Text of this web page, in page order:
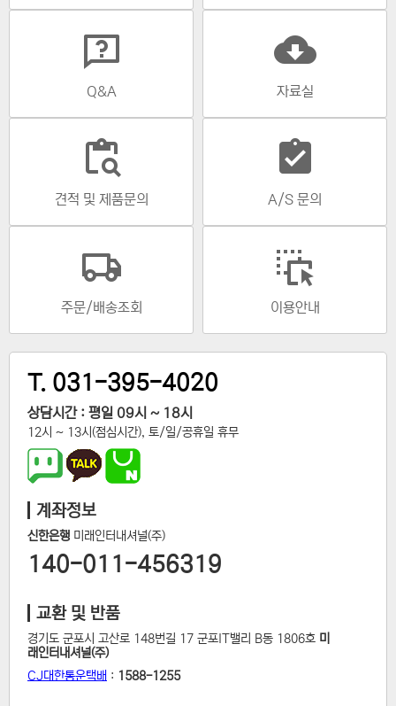
Q&A
cloud_download
자료실
content_paste_search
견적 및 제품문의
assignment_turned_in
A/S 문의
주문/배송조회 이용안내
T. 031-395-4020
상담시간 : 평일 09시 ~ 18시
12시 ~ 13시(점심시간), 토/일/공휴일 휴무
계좌정보
신한은행 미래인터내셔널(주)
140-011-456319
교환 및 반품
경기도 군포시 고산로 148번길 17 군포IT밸리 B동 1806호 미
래인터내셔널(주)
CJ대한통운택배 : 1588-1255